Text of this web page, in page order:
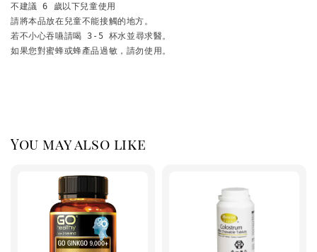
不建議 6 歲以下兒童使用
請將本品放在兒童不能接觸的地方。
若不小心吞嚥請喝 3-5 杯水並尋求醫。
如果您對蜜蜂或蜂產品過敏，請勿使用。
You may also like